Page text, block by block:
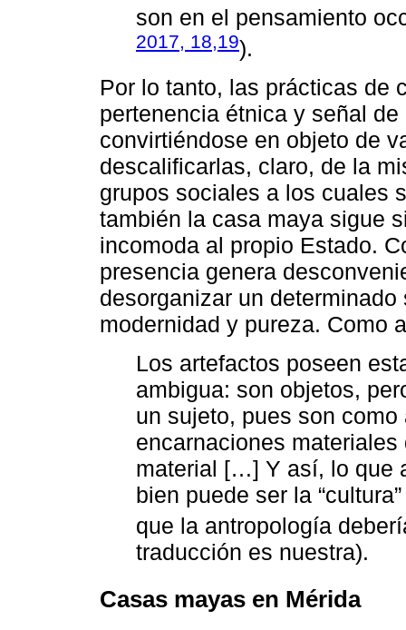
son en el pensamiento
2017, 18,19).
Por lo tanto, las prácticas de
pertenencia étnica y señal
convirtiéndose en objeto de
descalificarlas, claro, de la
grupos sociales a los cuales
también la casa maya sigue
incomoda al propio Estado.
presencia genera
desorganizar un
modernidad y pureza. Como
Los artefactos poseen
ambigua: son objetos,
un sujeto, pues son
encarnaciones
material […] Y así, lo que
bien puede ser la
que la antropología
traducción es nuestra).
Casas mayas en Mérida